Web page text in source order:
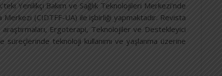
Yenilikçi Bakım ve Sağlık Teknolojileri Merkezi’nde
(CIDTFF-UA) ile işbirliği yapmaktadır. Revista
Ergoterapi, Teknolojiler ve Destekleyici
teknoloji kullanımı ve yaşlanma üzerine